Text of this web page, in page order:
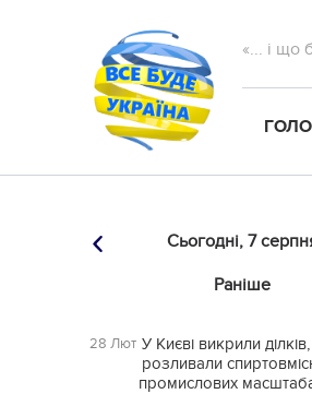
«... і що
Сьогодні, 7
Раніше
28 Лют У Києві викрили ділків,
розливали
промислових